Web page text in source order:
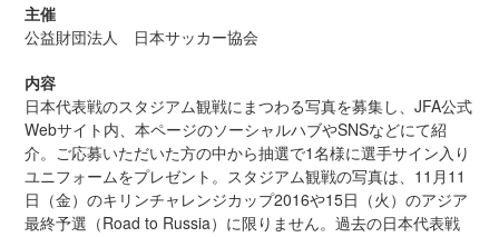
主催
公益財団法人 日本サッカー協会
内容
日本代表戦のスタジアム観戦にまつわる写真を募集し、JFA公式
Webサイト内、本ページのソーシャルハブやSNSなどにて紹
介。ご応募いただいた方の中から抽選で1名様に選手サイン入り
ユニフォームをプレゼント。スタジアム観戦の写真は、11月11
日（金）のキリンチャレンジカップ2016や15日（火）のアジア
最終予選（Road to Russia）に限りません。過去の日本代表戦